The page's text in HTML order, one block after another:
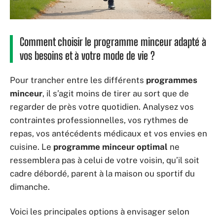
Comment choisir le programme minceur adapté à
vos besoins et à votre mode de vie ?
Pour trancher entre les différents programmes
minceur, il s’agit moins de tirer au sort que de
regarder de près votre quotidien. Analysez vos
contraintes professionnelles, vos rythmes de
repas, vos antécédents médicaux et vos envies en
cuisine. Le programme minceur optimal ne
ressemblera pas à celui de votre voisin, qu’il soit
cadre débordé, parent à la maison ou sportif du
dimanche.
Voici les principales options à envisager selon